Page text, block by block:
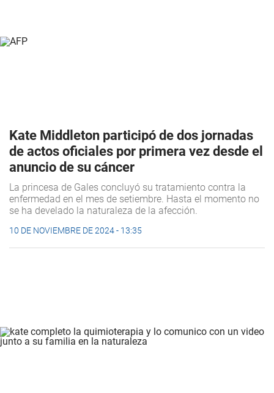
Kate Middleton participó de dos jornadas
de actos oficiales por primera vez desde el
anuncio de su cáncer
La princesa de Gales concluyó su tratamiento contra la
enfermedad en el mes de setiembre. Hasta el momento no
se ha develado la naturaleza de la afección.
10 DE NOVIEMBRE DE 2024 - 13:35